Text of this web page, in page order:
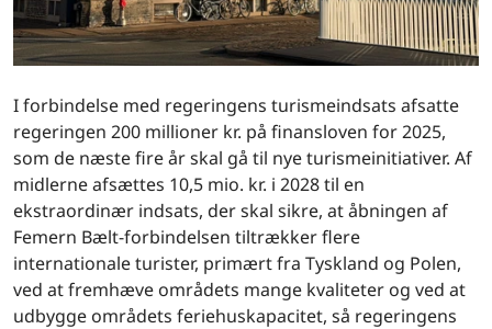
I forbindelse med regeringens turismeindsats afsatte
regeringen 200 millioner kr. på finansloven for 2025,
som de næste fire år skal gå til nye turismeinitiativer. Af
midlerne afsættes 10,5 mio. kr. i 2028 til en
ekstraordinær indsats, der skal sikre, at åbningen af
Femern Bælt-forbindelsen tiltrækker flere
internationale turister, primært fra Tyskland og Polen,
ved at fremhæve områdets mange kvaliteter og ved at
udbygge områdets feriehuskapacitet, så regeringens